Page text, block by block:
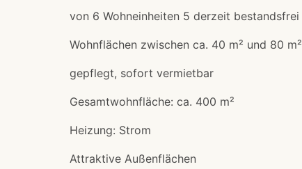
von 6 Wohneinheiten 5 derzeit bestandsfrei
Wohnflächen zwischen ca. 40 m² und 80 m²
gepflegt, sofort vermietbar
Gesamtwohnfläche: ca. 400 m²
Heizung: Strom
Attraktive Außenflächen